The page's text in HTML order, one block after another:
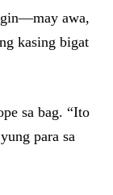
awa,
kasing bigat
sa bag. “Ito
para sa